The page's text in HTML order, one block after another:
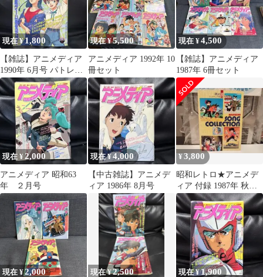
現在 ¥1,800
【雑誌】アニメディア
1990年 6月号 パトレイ
バー
現在 ¥5,500
アニメディア 1992年 10
冊セット
現在 ¥4,500
【雑誌】アニメディア
1987年 6冊セット
現在 ¥ 2,000
アニメディア 昭和63
年 ２月号
現在 ¥4,000
【中古雑誌】アニメデ
ィア 1986年 8月号
¥3,800
昭和レトロ★アニメデ
ィア 付録 1987年 秋の
アニメヒットソング集
楽譜
現在 ¥2,000 現在 ¥2,500 現在 ¥1,900